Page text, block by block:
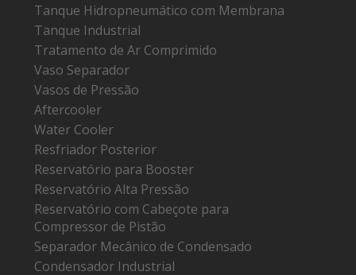
Tanque Hidropneumático com Membrana
Tanque Industrial
Tratamento de Ar Comprimido
Vaso Separador
Vasos de Pressão
Aftercooler
Water Cooler
Resfriador Posterior
Reservatório para Booster
Reservatório Alta Pressão
Reservatório com Cabeçote para
Compressor de Pistão
Separador Mecânico de Condensado
Condensador Industrial